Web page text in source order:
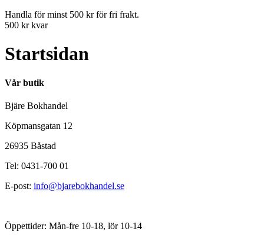
Handla för minst 500 kr för fri frakt.
500 kr kvar
Startsidan
Vår butik
Bjäre Bokhandel
Köpmansgatan 12
26935 Båstad
Tel: 0431-700 01
E-post: info@bjarebokhandel.se
Öppettider: Mån-fre 10-18, lör 10-14